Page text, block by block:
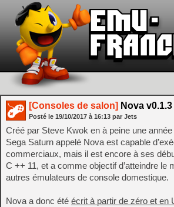
[Consoles de salon] Nova
Posté le 19/10/2017 à 16:13 par Jets
Créé par Steve Kwok en à peine une
Sega Saturn appelé Nova est capable
commerciaux, mais il est encore à ses
C ++ 11, et a comme objectif d’atteindre le
autres émulateurs de console domestique.
Nova a donc été écrit à partir de zéro et en